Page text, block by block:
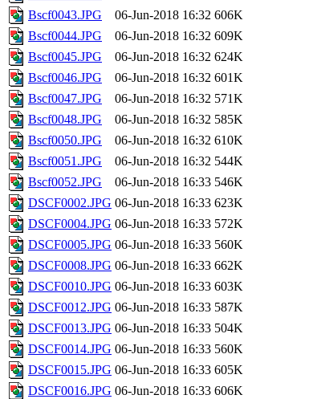
Bscf0043.JPG
06-Jun-2018 16:32 606K
Bscf0044.JPG
06-Jun-2018 16:32 609K
Bscf0045.JPG
06-Jun-2018 16:32 624K
Bscf0046.JPG
06-Jun-2018 16:32 601K
Bscf0047.JPG
06-Jun-2018 16:32 571K
Bscf0048.JPG
06-Jun-2018 16:32 585K
Bscf0050.JPG
06-Jun-2018 16:32 610K
Bscf0051.JPG
06-Jun-2018 16:32 544K
Bscf0052.JPG
06-Jun-2018 16:33 546K
DSCF0002.JPG 06-Jun-2018 16:33 623K
DSCF0004.JPG 06-Jun-2018 16:33 572K
DSCF0005.JPG 06-Jun-2018 16:33 560K
DSCF0008.JPG 06-Jun-2018 16:33 662K
DSCF0010.JPG 06-Jun-2018 16:33 603K
DSCF0012.JPG 06-Jun-2018 16:33 587K
DSCF0013.JPG 06-Jun-2018 16:33 504K
DSCF0014.JPG 06-Jun-2018 16:33 560K
DSCF0015.JPG 06-Jun-2018 16:33 605K
DSCF0016.JPG 06-Jun-2018 16:33 606K